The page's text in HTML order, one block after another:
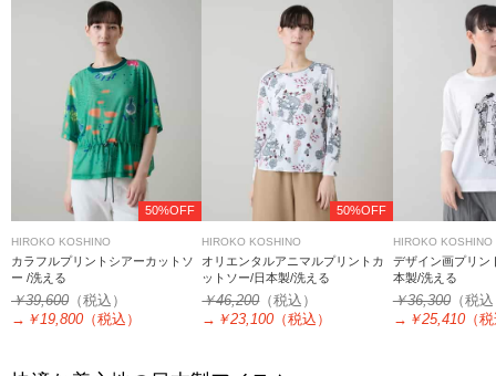
50%OFF
HIROKO KOSHINO
カラフルプリントシアーカットソ
ー /洗える
￥39,600 （税込）
→ ￥19,800 （税込）
50%OFF
HIROKO KOSHINO
オリエンタルアニマルプリントカ
ットソー/日本製/洗える
￥46,200（税込）
→ ￥23,100 （税込）
HIROKO KOSHINO
デザイン画プリン
本製/洗える
￥36,300（税
→ ￥25,410（